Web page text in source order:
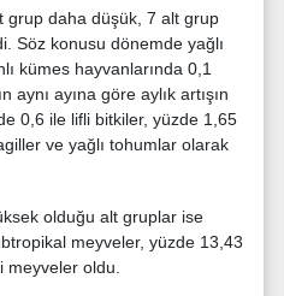
grup daha düşük, 7 alt grup
Söz konusu dönemde yağlı
kümes hayvanlarında 0,1
aynı ayına göre aylık artışın
0,6 ile lifli bitkiler, yüzde 1,65
ve yağlı tohumlar olarak
olduğu alt gruplar ise
meyveler, yüzde 13,43
oldu.